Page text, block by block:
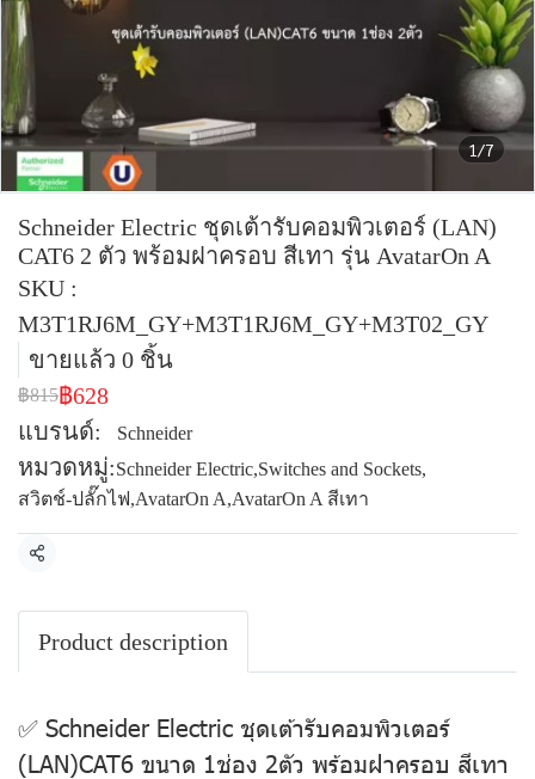
1/7
Schneider Electric ชุดเต้ารับคอมพิวเตอร์ (LAN)
CAT6 2 ตัว พร้อมฝาครอบ สีเทา รุ่น AvatarOn A
SKU :
M3T1RJ6M_GY+M3T1RJ6M_GY+M3T02_GY
ขายแล้ว 0 ชิ้น
฿815฿628
แบรนด์:
Schneider
หมวดหมู่:Schneider Electric,Switches and Sockets,
สวิตช์-ปลั๊กไฟ,AvatarOn A,AvatarOn A สีเทา
แชร์
Product description
✅ Schneider Electric ชุดเต้ารับคอมพิวเตอร์
(LAN)CAT6 ขนาด 1ช่อง 2ตัว พร้อมฝาครอบ สีเทา